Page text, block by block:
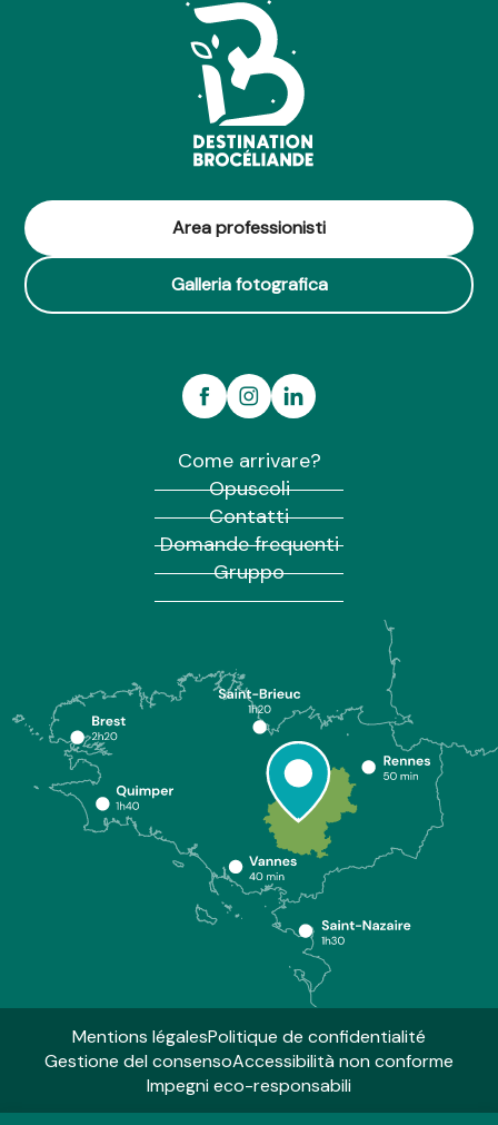
Area professionisti
Galleria fotografica
Come arrivare?
Opuscoli
Contatti
Domande frequenti
Gruppo
Mentions légalesPolitique de confidentialité
Gestione del consensoAccessibilità non conforme
Impegni eco-responsabili